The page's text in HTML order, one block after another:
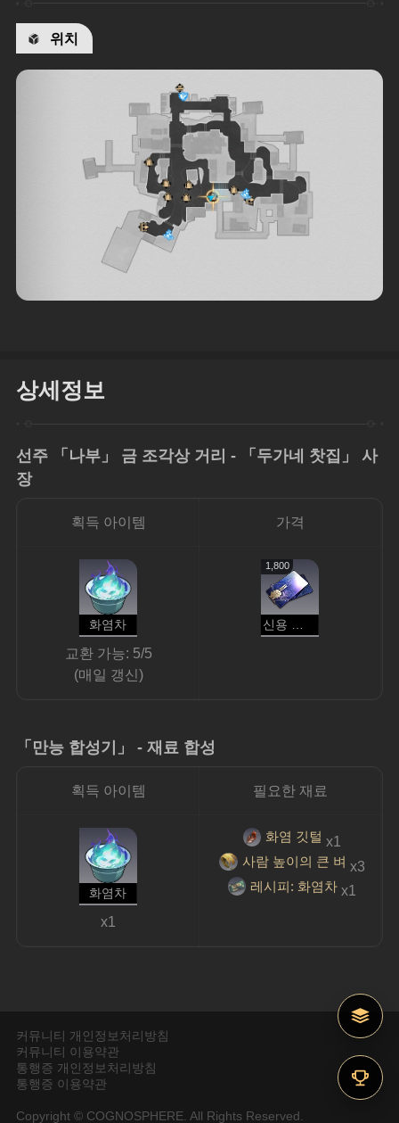
위치
상세정보
선주 「나부」 금 조각상 거리 - 「두가네 찻집」 사
장
획득 아이템 가격
화염차
교환 가능: 5/5
(매일 갱신)
1,800
「만능 합성기」 - 재료 합성
획득 아이템 필요한 재료
화염차
x1
화염 깃털 x1
사람 높이의 큰 벼 x3
레시피: 화염차 x1
커뮤니티 개인정보처리방침
커뮤니티 이용약관
통행증 개인정보처리방침
통행증 이용약관
Copyright © COGNOSPHERE. All Rights Reserved.